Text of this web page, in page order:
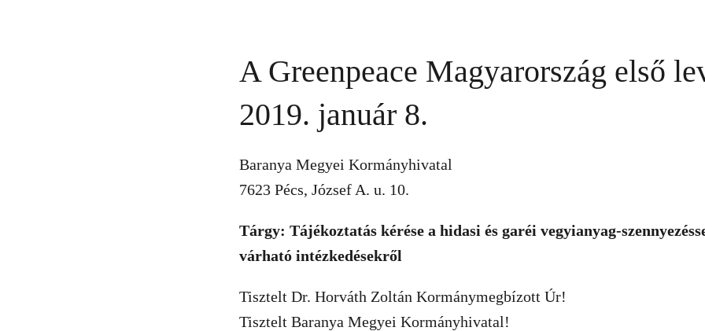
A Greenpeace Magyarország első
2019. január 8.
Baranya Megyei Kormányhivatal
7623 Pécs, József A. u. 10.
Tárgy: Tájékoztatás kérése a hidasi és garéi vegyianyag-
várható intézkedésekről
Tisztelt Dr. Horváth Zoltán Kormánymegbízott Úr!
Tisztelt Baranya Megyei Kormányhivatal!